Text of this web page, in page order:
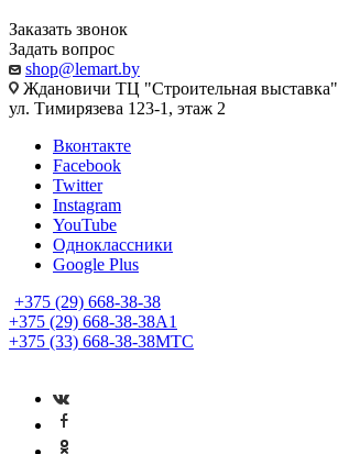
Заказать звонок
Задать вопрос
shop@lemart.by
Ждановичи ТЦ "Строительная выставка"
ул. Тимирязева 123-1, этаж 2
Вконтакте
Facebook
Twitter
Instagram
YouTube
Одноклассники
Google Plus
+375 (29) 668-38-38
+375 (29) 668-38-38A1
+375 (33) 668-38-38МТС